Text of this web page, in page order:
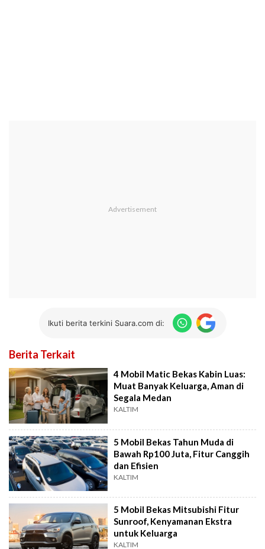
Ikuti berita terkini Suara.com di:
Berita Terkait
4 Mobil Matic Bekas Kabin Luas:
Muat Banyak Keluarga, Aman di
Segala Medan
KALTIM
5 Mobil Bekas Tahun Muda di
Bawah Rp100 Juta, Fitur Canggih
dan Efisien
KALTIM
5 Mobil Bekas Mitsubishi Fitur
Sunroof, Kenyamanan Ekstra
untuk Keluarga
KALTIM